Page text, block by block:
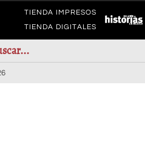
TIENDA IMPRESOS
TIENDA DIGITALES